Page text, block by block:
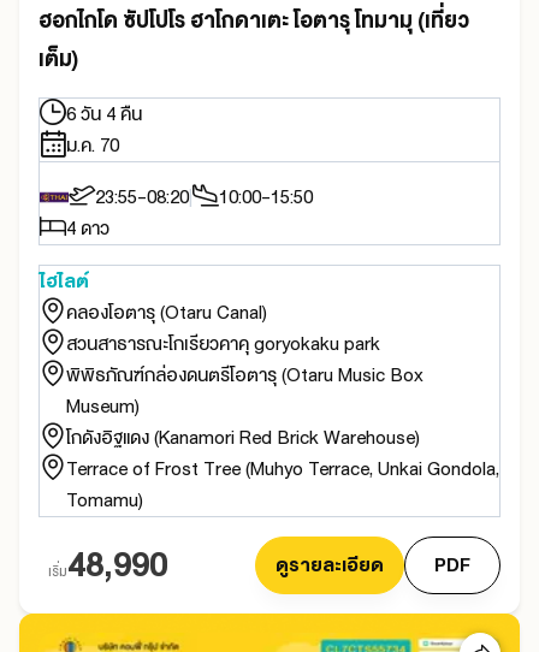
ฮอกไกโด ซัปโปโร ฮาโกดาเตะ โอตารุ โทมามุ (เที่ยว
เต็ม)
6 วัน 4 คืน
ม.ค. 70
23:55-08:20
10:00-15:50
4 ดาว
ไฮไลต์
คลองโอตารุ (Otaru Canal)
สวนสาธารณะโกเรียวคาคุ goryokaku park
พิพิธภัณฑ์กล่องดนตรีโอตารุ (Otaru Music Box
Museum)
โกดังอิฐแดง (Kanamori Red Brick Warehouse)
Terrace of Frost Tree (Muhyo Terrace, Unkai Gondola,
Tomamu)
เริ่ม48,990 ดูรายละเอียด PDF